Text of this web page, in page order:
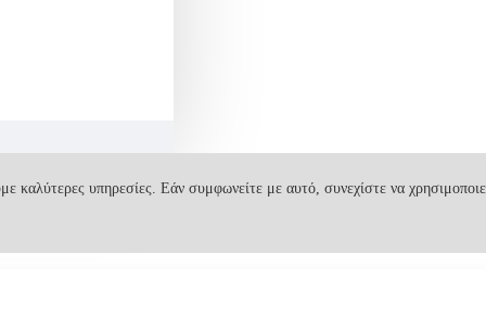
υπηρεσίες. Εάν συμφωνείτε με αυτό, συνεχίστε να